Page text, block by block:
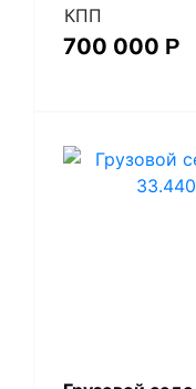
КПП
700 000 Р